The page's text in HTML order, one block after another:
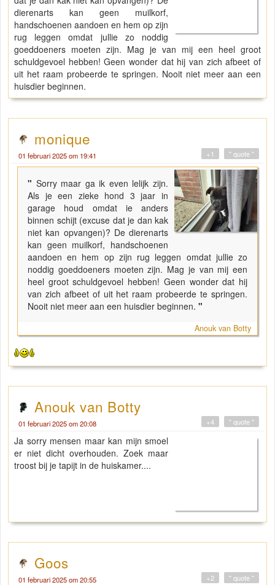
dierenarts kan geen muilkorf,
handschoenen aandoen en hem op zijn
rug leggen omdat jullie zo noddig
goeddoeners moeten zijn. Mag je van mij een heel groot
schuldgevoel hebben! Geen wonder dat hij van zich afbeet of
uit het raam probeerde te springen. Nooit niet meer aan een
huisdier beginnen.
monique
01 februari 2025 om 19:41 " quote "
+1
" Sorry maar ga ik even lelijk zijn.
Als je een zieke hond 3 jaar in
garage houd omdat ie anders
binnen schijt (excuse dat je dan kak
niet kan opvangen)? De dierenarts
kan geen muilkorf, handschoenen
aandoen en hem op zijn rug leggen omdat jullie zo
noddig goeddoeners moeten zijn. Mag je van mij een
heel groot schuldgevoel hebben! Geen wonder dat hij
van zich afbeet of uit het raam probeerde te springen.
Nooit niet meer aan een huisdier beginnen. "
Anouk van Botty
Anouk van Botty
01 februari 2025 om 20:08 " quote "
+4
Ja sorry mensen maar kan mijn smoel
er niet dicht overhouden. Zoek maar
troost bij je tapijt in de huiskamer....
Goos
01 februari 2025 om 20:55 " quote "
+2